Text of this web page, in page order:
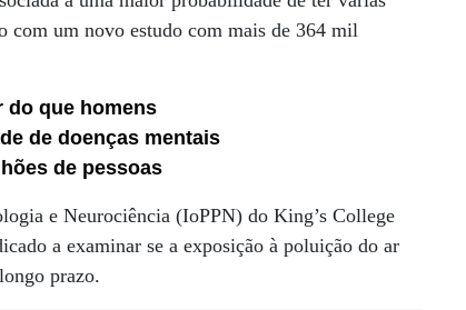
com um novo estudo com mais de 364 mil
do que homens
de doenças mentais
de pessoas
e Neurociência (IoPPN) do King’s College
a examinar se a exposição à poluição do ar
prazo.